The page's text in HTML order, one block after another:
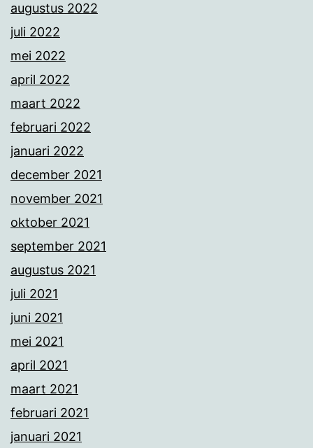
augustus 2022
juli 2022
mei 2022
april 2022
maart 2022
februari 2022
januari 2022
december 2021
november 2021
oktober 2021
september 2021
augustus 2021
juli 2021
juni 2021
mei 2021
april 2021
maart 2021
februari 2021
januari 2021